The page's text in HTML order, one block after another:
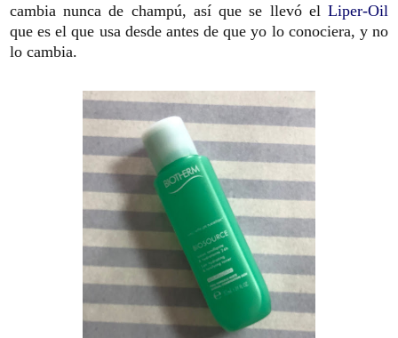
cambia nunca de champú, así que se llevó el Liper-Oil
que es el que usa desde antes de que yo lo conociera, y no
lo cambia.